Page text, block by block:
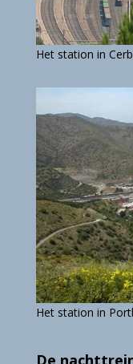
Het station in
Het station in
De